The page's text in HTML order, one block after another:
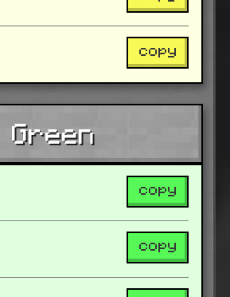
copy
Green
copy
copy